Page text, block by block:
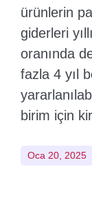
ürünlerin
giderleri
oranında
fazla 4 yıl
birim için
Oca 20, 2025